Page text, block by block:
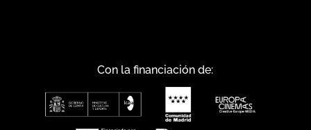
Con la financiación de: